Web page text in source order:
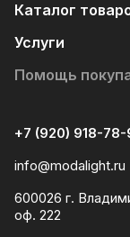
Каталог
Услуги
Помощь
+7 (920) 918-
info@modalight.ru
600026 г.
оф. 222